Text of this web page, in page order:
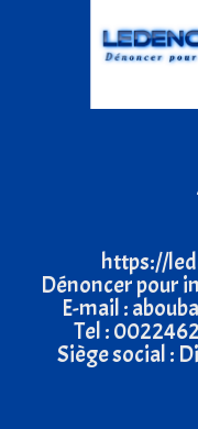
https://
Dénoncer pour
E-mail :
Tel :
Siège social :